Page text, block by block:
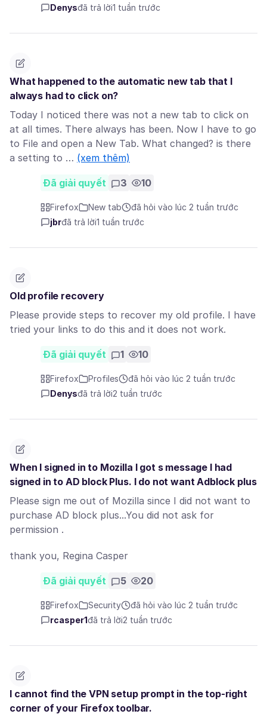
Denysđã trả lời1 tuần trước
What happened to the automatic new tab that I
always had to click on?
Today I noticed there was not a new tab to click on
at all times. There always has been. Now I have to go
to File and open a New Tab. What changed? is there
a setting to … (xem thêm)
Đã giải quyết 3 10
Firefox New tab
đã hỏi vào lúc 2 tuần trước
jbrđã trả lời1 tuần trước
Old profile recovery
Please provide steps to recover my old profile. I have
tried your links to do this and it does not work.
Đã giải quyết 1 10
Firefox Profiles
đã hỏi vào lúc 2 tuần trước
Denysđã trả lời2 tuần trước
When I signed in to Mozilla I got s message I had
signed in to AD block Plus. I do not want Adblock plus
Please sign me out of Mozilla since I did not want to
purchase AD block plus...You did not ask for
permission .
thank you, Regina Casper
Đã giải quyết 5 20
Firefox Security
đã hỏi vào lúc 2 tuần trước
rcasper1đã trả lời2 tuần trước
I cannot find the VPN setup prompt in the top-right
corner of your Firefox toolbar.